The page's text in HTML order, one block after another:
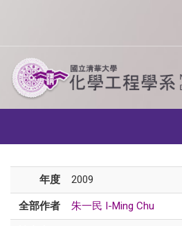
年度 2009
全部作者 朱一民 I-Ming Chu